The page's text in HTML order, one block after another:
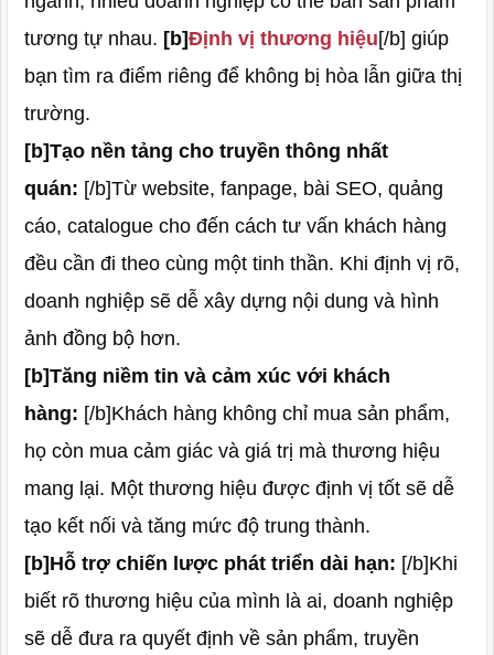
tương tự nhau. [b]Định vị thương hiệu[/b] giúp
bạn tìm ra điểm riêng để không bị hòa lẫn giữa thị
trường.
[b]Tạo nền tảng cho truyền thông nhất
quán: [/b]Từ website, fanpage, bài SEO, quảng
cáo, catalogue cho đến cách tư vấn khách hàng
đều cần đi theo cùng một tinh thần. Khi định vị rõ,
doanh nghiệp sẽ dễ xây dựng nội dung và hình
ảnh đồng bộ hơn.
[b]Tăng niềm tin và cảm xúc với khách
hàng: [/b]Khách hàng không chỉ mua sản phẩm,
họ còn mua cảm giác và giá trị mà thương hiệu
mang lại. Một thương hiệu được định vị tốt sẽ dễ
tạo kết nối và tăng mức độ trung thành.
[b]Hỗ trợ chiến lược phát triển dài hạn: [/b]Khi
biết rõ thương hiệu của mình là ai, doanh nghiệp
sẽ dễ đưa ra quyết định về sản phẩm, truyền